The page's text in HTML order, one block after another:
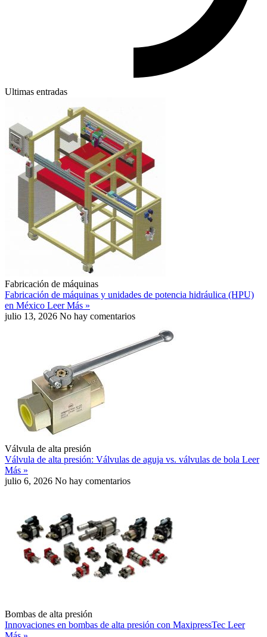
Ultimas entradas
Fabricación de máquinas
Fabricación de máquinas y unidades de potencia hidráulica (HPU)
en México Leer Más »
julio 13, 2026 No hay comentarios
Válvula de alta presión
Válvula de alta presión: Válvulas de aguja vs. válvulas de bola Leer
Más »
julio 6, 2026 No hay comentarios
Bombas de alta presión
Innovaciones en bombas de alta presión con MaxipressTec Leer